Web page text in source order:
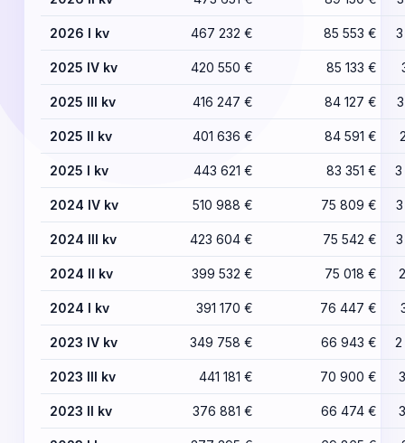
2026 I kv 467 232 € 85 553 €
2025 IV kv 420 550 € 85 133 €
2025 III kv 416 247 € 84 127 €
2025 II kv 401 636 € 84 591 €
2025 I kv 443 621 € 83 351 €
2024 IV kv 510 988 € 75 809 €
2024 III kv 423 604 € 75 542 €
2024 II kv 399 532 € 75 018 €
2024 I kv 391 170 € 76 447 €
2023 IV kv 349 758 € 66 943 €
2023 III kv 441 181 € 70 900 €
2023 II kv 376 881 € 66 474 €